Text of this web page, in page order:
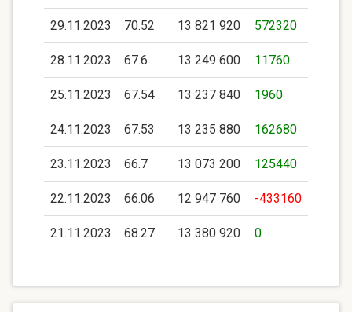
29.11.2023 70.52 13 821 920 572320
28.11.2023 67.6 13 249 600 11760
25.11.2023 67.54 13 237 840 1960
24.11.2023 67.53 13 235 880 162680
23.11.2023 66.7 13 073 200 125440
22.11.2023 66.06 12 947 760 -433160
21.11.2023 68.27 13 380 920 0